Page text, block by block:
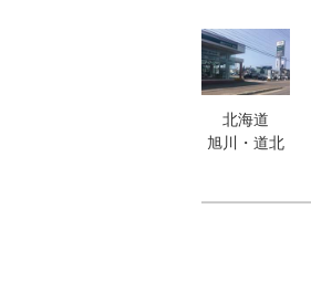
北海道
旭川・道北